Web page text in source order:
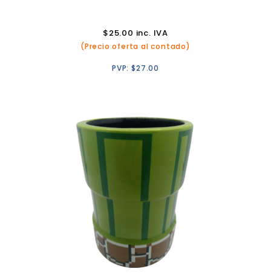
$25.00 inc. IVA
(Precio oferta al contado)
PVP:$27.00